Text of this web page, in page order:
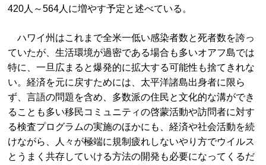
420人～564人に増やす予定と述べている。
ハワイ州はこれまで全米一低い感染者数と死者数を誇っ
ていたが、生活環境が過密である場合も多いオアフ島では
特に、一旦広まると爆発的に拡大する可能性も捨てきれな
い。経済を元に戻すためには、太平洋諸島出身者に限ら
ず、言語の問題を含め、多数派の住民と文化的な溝ができ
ることも多い移民コミュニティの啓蒙活動や訪問者に対す
る検査プログラムの実施のほかにも、経済や社会活動を続
けながら、人々が極端に規制疲れしないやり方でウイルス
とうまく共存していける方法の開発も必要になってくるだ